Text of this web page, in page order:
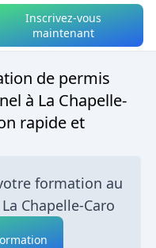
Inscrivez-vous
maintenant
de permis
à La Chapelle-
rapide et
formation au
Chapelle-Caro